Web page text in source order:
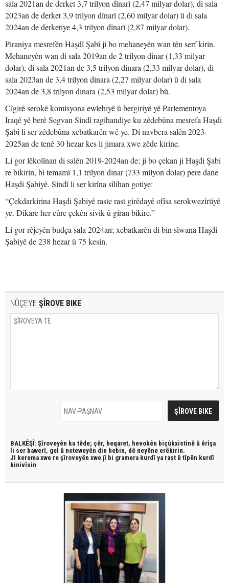
sala 2021an de derket 3,7 trilyon dînarî (2,47 milyar dolar), di sala
2023an de derket 3,9 trilyon dînarî (2,60 milyar dolar) û di sala
2024an de derketiye 4,3 trilyon dînarî (2,87 milyar dolar).
Piraniya mesrefên Haşdî Şabî ji bo mehaneyên wan tên serf kirin.
Mehaneyên wan di sala 2019an de 2 trilyon dinar (1,33 milyar
dolar), di sala 2021an de 3,5 trilyon dinara (2,33 milyar dolar), di
sala 2023an de 3,4 trilyon dinara (2,27 milyar dolar) û di sala
2024an de 3,8 trilyon dinara (2,53 milyar dolar) bû.
Cîgirê serokê komisyona ewlehiyê û bergiriyê yê Parlementoya
Iraqê yê berê Segvan Sindî ragihandiye ku zêdebûna mesrefa Haşdi
Şabî li ser zêdebûna xebatkarên wê ye. Di navbera salên 2023-
2025an de tenê 30 hezar kes li jimara xwe zêde kirine.
Li gor lêkolînan di salên 2019-2024an de; ji bo çekan ji Haşdi Şabi
re bikirin, bi temamî 1,1 trilyon dinar (733 milyon dolar) pere dane
Haşdi Şabiyê. Sindî li ser kirîna sîlihan gotiye:
“Çekdarkirina Haşdi Şabiyê raste rast girêdayê ofîsa serokwezîrtiyê
ye. Dikare her cûre çekên sivik û giran bikire.”
Li gor rêjeyên budça sala 2024an; xebatkarên di bin sîwana Haşdi
Şabiyê de 238 hezar û 75 kesin.
NÛÇEYE ŞÎROVE BIKE
BALKÊŞÎ: Şîroveyên ku têde; çêr, heqaret, hevokên biçûkxistinê û êrîşa
li ser bawerî, gel û neteweyên din hebin, dê neyêne erêkirin.
JI kerema xwe re şîroveyên xwe jî bi gramera kurdî ya rast û tîpên kurdî
binivîsin